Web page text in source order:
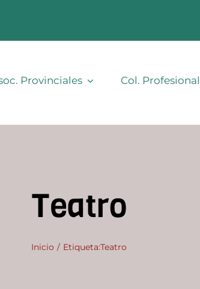
Provinciales Col. Profesional
Teatro
Inicio Etiqueta:Teatro